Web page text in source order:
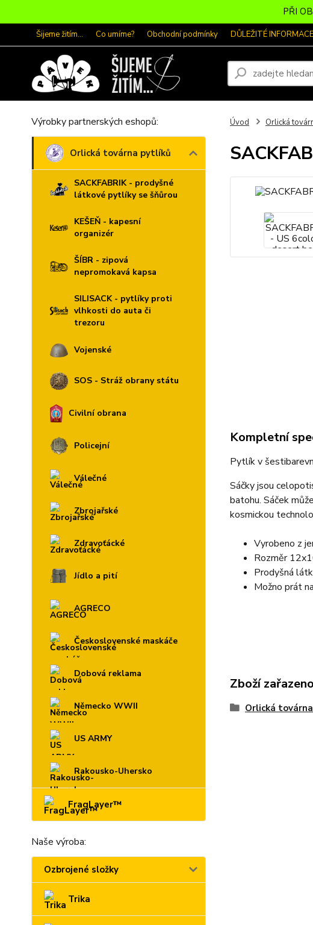
PŘI
Šijeme žitím... Co umíme? Obchodní podmínky DŮLEŽITÉ
Výrobky partnerských eshopů:
Orlická továrna pytlíků
SACKFABRIK - prodyšné
látkové pytlíky se šňůrou
KEŠEŇ - kapesní
organizér
ŠÍBR - zipová
nepromokavá kapsa
SILISACK - pytlíky proti
vlhkosti do auta či
trezoru
Vojenské
SOS - Stráž obrany státu
Civilní obrana
Policejní
Válečné
Zbrojařské
Zdravoťácké
Jídlo a pití
AGRECO
Československé maskáče
Dobová reklama
Německo WWII
US ARMY
Rakousko-Uhersko
FragLayer™
Naše výroba:
Ozbrojené složky
Trika
Úvod Orlická
Kompletní
Pytlík v
Sáčky jsou
batohu. Sáček
kosmickou
Vyrobeno z
Rozměr
Prodyšná
Možno prát
Zboží
Orlická